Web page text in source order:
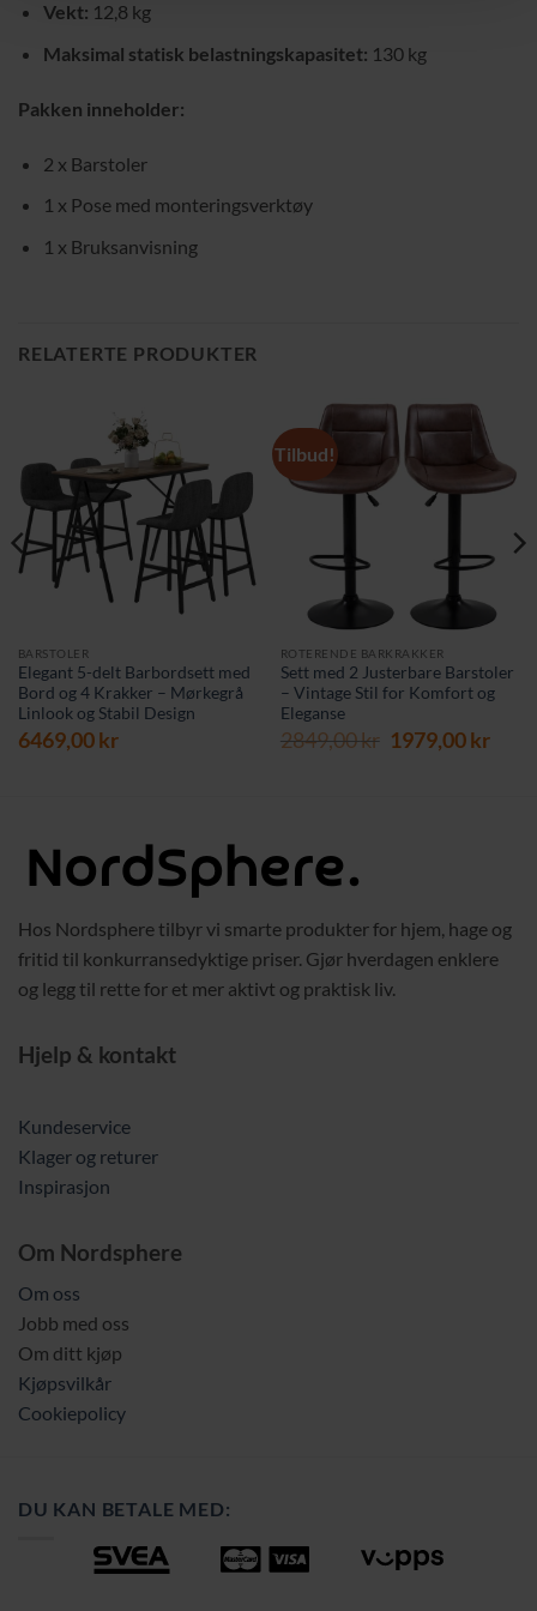
Vekt: 12,8 kg
Maksimal statisk belastningskapasitet: 130 kg
Pakken inneholder:
2 x Barstoler
1 x Pose med monteringsverktøy
1 x Bruksanvisning
RELATERTE PRODUKTER
BARSTOLER
Elegant 5-delt Barbordsett med
Bord og 4 Krakker – Mørkegrå
Linlook og Stabil Design
6469,00kr
Tilbud!
ROTERENDE BARKRAKKER
Sett med 2 Justerbare Barstoler
– Vintage Stil for Komfort og
Eleganse
2849,00kr Opprinnelig
1979,00kr
Hos Nordsphere tilbyr vi smarte produkter for hjem, hage og
fritid til konkurransedyktige priser. Gjør hverdagen enklere
og legg til rette for et mer aktivt og praktisk liv.
Hjelp & kontakt
Kundeservice
Klager og returer
Inspirasjon
Om Nordsphere
Om oss
Jobb med oss
Om ditt kjøp
Kjøpsvilkår
Cookiepolicy
DU KAN BETALE MED: